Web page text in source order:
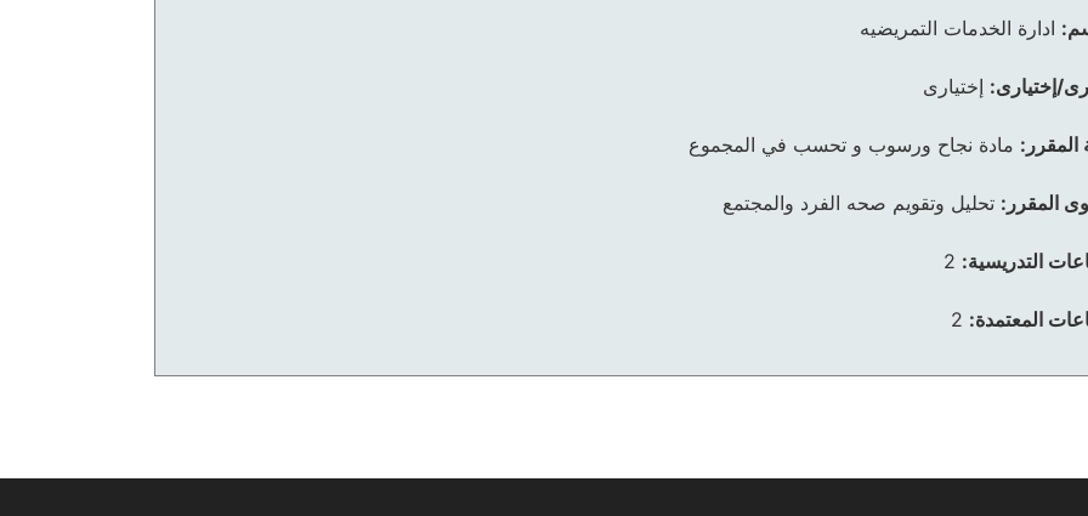
ادارة الخدمات التمريضيه
إختيارى: إختيارى
المقرر: مادة نجاح ورسوب و تحسب في المجموع
المقرر: تحليل وتقويم صحه الفرد والمجتمع
التدريسية: 2
المعتمدة: 2